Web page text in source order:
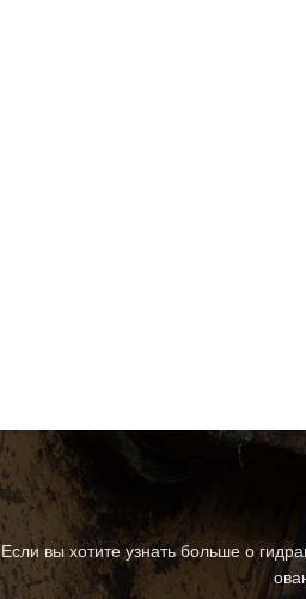
Если вы хотите узнать больше о